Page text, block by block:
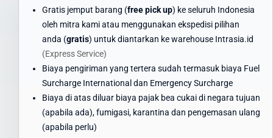
Kami menawarkan skema volume discount - semakin besar volume
pengiriman, semakin ekonomis biaya per kilogramnya. Ini
menjadikan Intrasia.id pilihan tepat untuk cara kirim paket murah
ke Armenia tanpa mengorbankan kualitas dan keamanan.
Waktu Pengiriman Paket ke Armenia yang
Dapat Diandalkan
Waktu pengiriman paket ke Armenia menjadi perhatian utama bagi
banyak pengirim. Intrasia.id menawarkan estimasi waktu
Gratis jemput barang (free pick up) ke seluruh Indonesia
oleh mitra kami atau menggunakan ekspedisi pilihan
anda (gratis) untuk diantarkan ke warehouse Intrasia.id
(Express Service)
Biaya pengiriman yang tertera sudah termasuk biaya Fuel
Surcharge International dan Emergency Surcharge
Biaya di atas diluar biaya pajak bea cukai di negara tujuan
(apabila ada), fumigasi, karantina dan pengemasan ulang
(apabila perlu)